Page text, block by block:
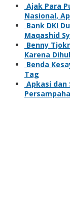
Ajak Para
Nasional,
Bank DKI
Maqashid
Benny
Karena
Benda
Tag
Apkasi dan